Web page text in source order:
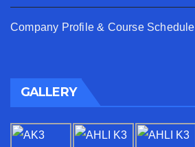
Company Profile & Course Schedule
GALLERY